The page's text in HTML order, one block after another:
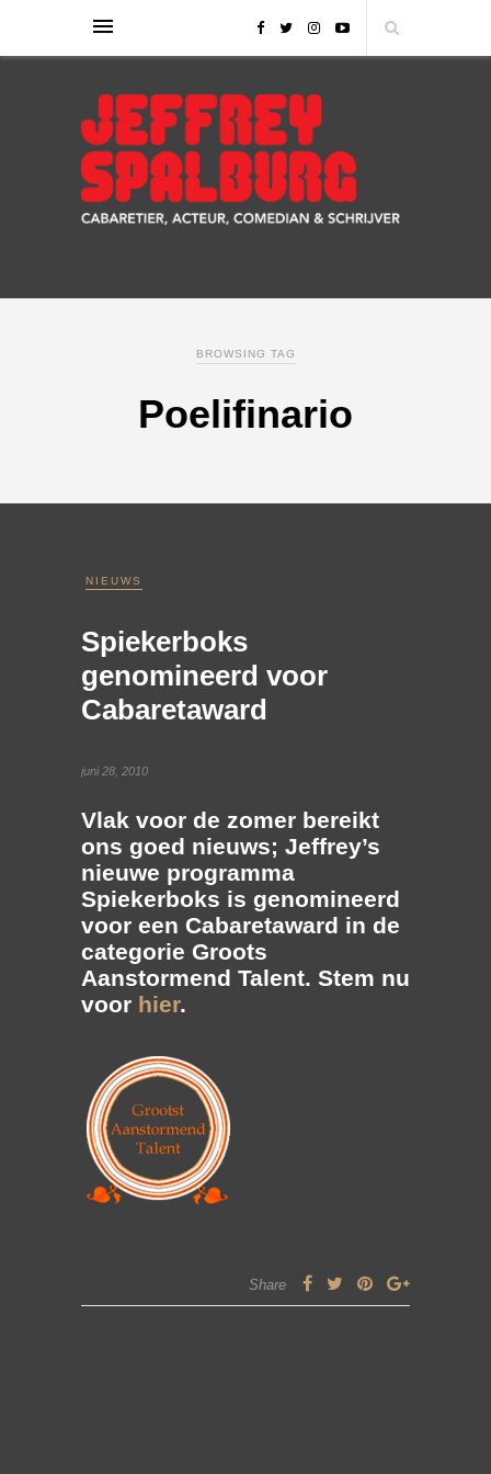
BROWSING TAG
Poelifinario
NIEUWS
Spiekerboks
genomineerd voor
Cabaretaward
juni 28, 2010
Vlak voor de zomer bereikt
ons goed nieuws; Jeffrey’s
nieuwe programma
Spiekerboks is genomineerd
voor een Cabaretaward in de
categorie Groots
Aanstormend Talent. Stem nu
voor hier.
Share